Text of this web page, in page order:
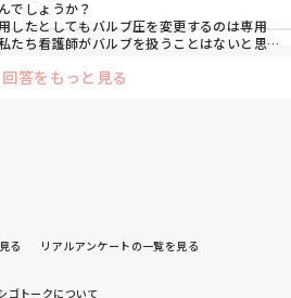
でしょうか？
したとしてもバルブ圧を変更するのは専用
たち看護師がバルブを扱うことはないと思
る人にきいてみたらどうでしょう。
回答をもっと見る
る リアルアンケートの一覧を見る
ゴトークについて